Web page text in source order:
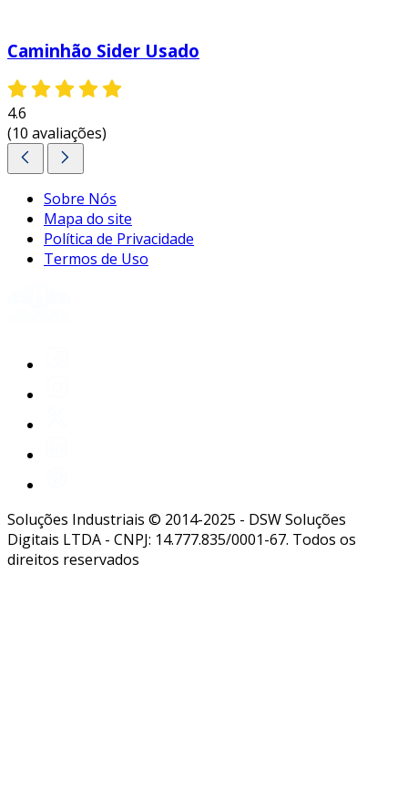
Caminhão Sider Usado
4.6
(10 avaliações)
Sobre Nós
Mapa do site
Política de Privacidade
Termos de Uso
Soluções Industriais © 2014-2025 - DSW Soluções
Digitais LTDA - CNPJ: 14.777.835/0001-67. Todos os
direitos reservados